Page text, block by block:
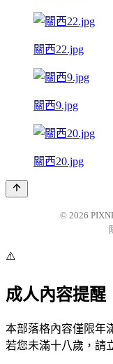
關西22.jpg
關西9.jpg
關西20.jpg
© 2026
⚠️
成人內容提醒
本部落格內容僅限年
若您未滿十八歲，請